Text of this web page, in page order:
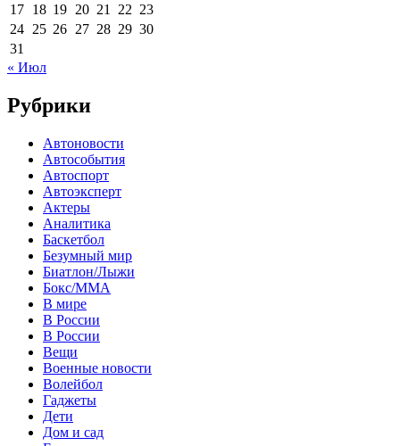
17 18 19 20 21 22 23
24 25 26 27 28 29 30
31
« Июл
Рубрики
Автоновости
Автособытия
Автоспорт
Автоэксперт
Актеры
Аналитика
Баскетбол
Безумный мир
Биатлон/Лыжи
Бокс/MMA
В мире
В России
В России
Вещи
Военные новости
Волейбол
Гаджеты
Дети
Дом и сад